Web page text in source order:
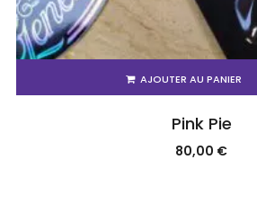
AJOUTER AU PANIER
Pink Pie
80,00 €